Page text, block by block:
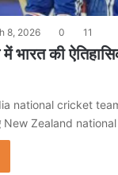
8, 2026 0 11
भारत की
national cricket
New Zealand